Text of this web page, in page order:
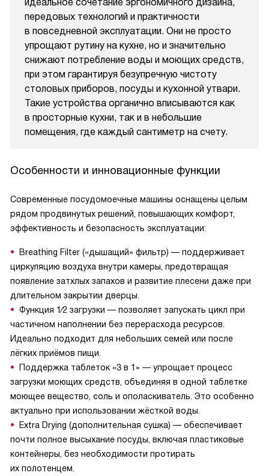
идеальное сочетание эргономичного дизайна,
передовых технологий и практичности
в повседневной эксплуатации. Они не просто
упрощают рутину на кухне, но и значительно
снижают потребление воды и моющих средств,
при этом гарантируя безупречную чистоту
столовых приборов, посуды и кухонной утвари.
Такие устройства органично вписываются как
в просторные кухни, так и в небольшие
помещения, где каждый сантиметр на счету.
Особенности и инновационные функции
Современные посудомоечные машины оснащены целым
рядом продвинутых решений, повышающих комфорт,
эффективность и безопасность эксплуатации:
Breathing Filter («дышащий» фильтр) — поддерживает
циркуляцию воздуха внутри камеры, предотвращая
появление затхлых запахов и развитие плесени даже при
длительном закрытии дверцы.
Функция 1⁄2 загрузки — позволяет запускать цикл при
частичном наполнении без перерасхода ресурсов.
Идеально подходит для небольших семей или после
лёгких приёмов пищи.
Поддержка таблеток «3 в 1» — упрощает процесс
загрузки моющих средств, объединяя в одной таблетке
моющее вещество, соль и ополаскиватель. Это особенно
актуально при использовании жёсткой воды.
Extra Drying (дополнительная сушка) — обеспечивает
почти полное высыхание посуды, включая пластиковые
контейнеры, без необходимости протирать
их полотенцем.